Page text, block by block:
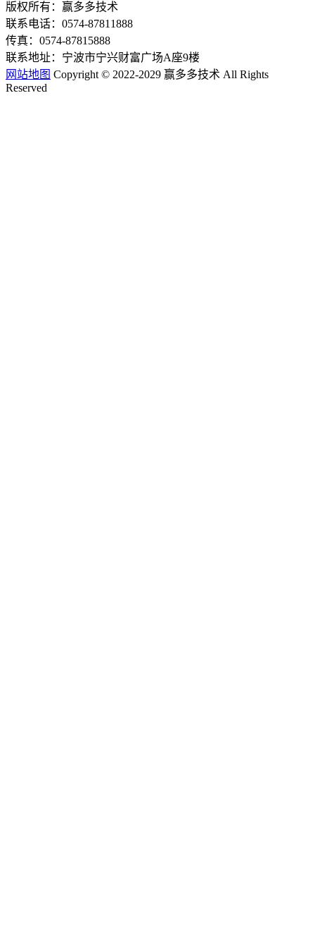
版权所有：赢多多技术
联系电话：0574-87811888
传真：0574-87815888
联系地址：宁波市宁兴财富广场A座9楼
网站地图 Copyright © 2022-2029 赢多多技术 All Rights
Reserved